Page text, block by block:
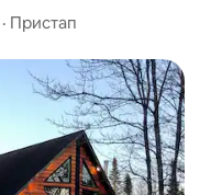
· Пристап